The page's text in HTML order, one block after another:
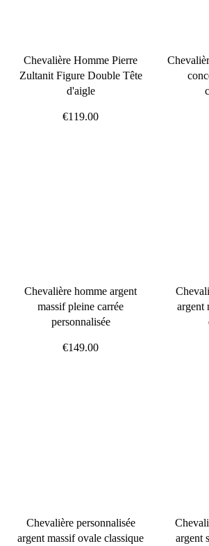
Chevalière Homme Pierre
Zultanit Figure Double Tête
d'aigle
€119.00
Chevalière homme argent
massif pleine carrée
personnalisée
€149.00
argent
Chevalière personnalisée
argent massif ovale classique
argent